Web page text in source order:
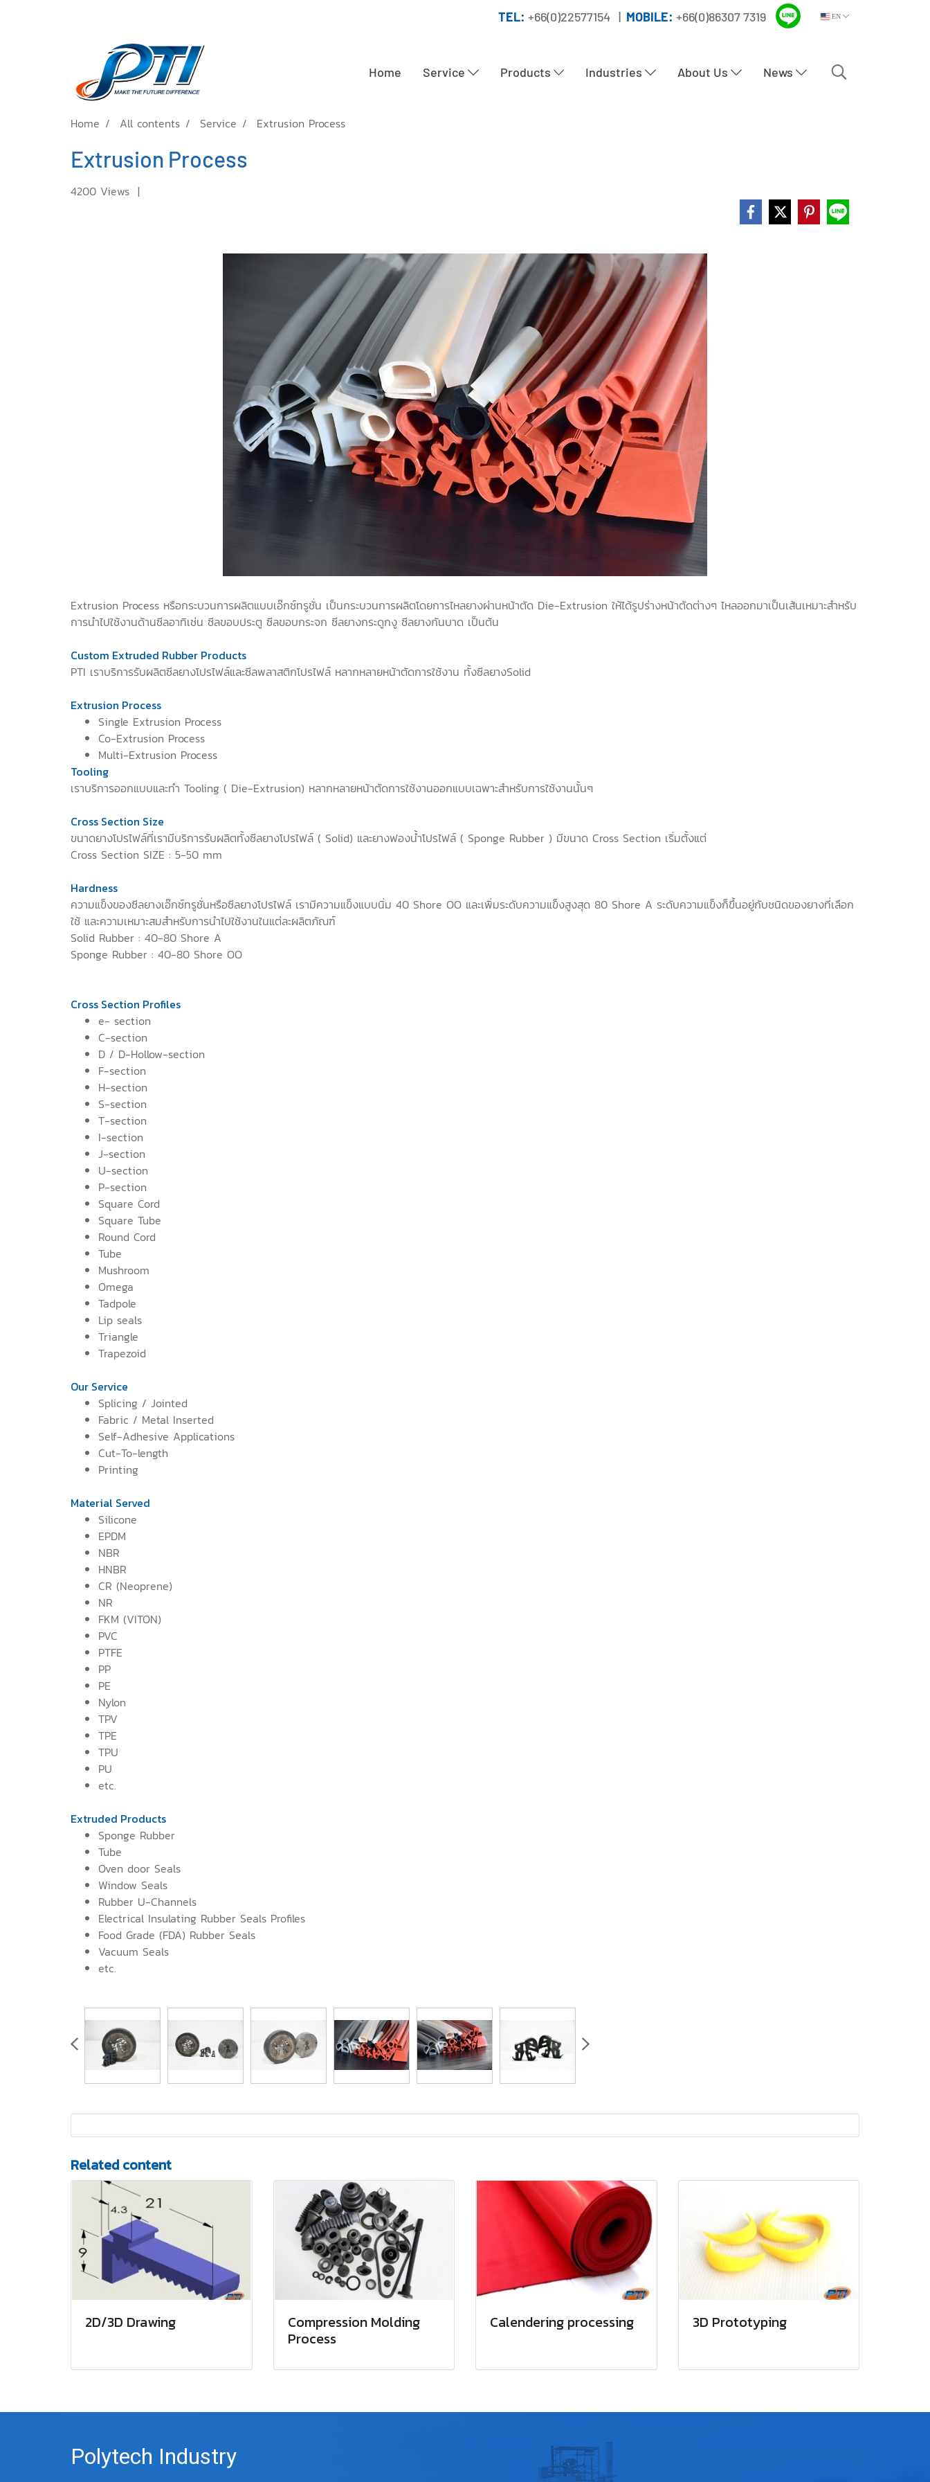
TEL: +66(0)22577154 | MOBILE: +66(0)86307 7319 EN
Home Service Products Industries About Us News
Home All contents Service Extrusion Process
Extrusion Process
4200 Views |
Extrusion Process หรือกระบวนการผลิตแบบเอ๊กซ์ทรูชั่น เป็นกระบวนการผลิตโดยการไหลยางผ่านหน้าตัด Die-Extrusion ให้ได้รูปร่างหน้าตัดต่างๆ ไหลออกมาเป็นเส้นเหมาะสำหรับ
การนำไปใช้งานด้านซีลอาทิเช่น ซีลขอบประตู ซีลขอบกระจก ซีลยางกระดูกงู ซีลยางกันบาด เป็นต้น
Custom Extruded Rubber Products
PTI เราบริการรับผลิตซีลยางโปรไฟล์และซีลพลาสติกโปรไฟล์ หลากหลายหน้าตัดการใช้งาน ทั้งซีลยางSolid
Extrusion Process
Single Extrusion Process
Co-Extrusion Process
Multi-Extrusion Process
Tooling
เราบริการออกแบบและทำ Tooling ( Die-Extrusion) หลากหลายหน้าตัดการใช้งานออกแบบเฉพาะสำหรับการใช้งานนั้นๆ
Cross Section Size
ขนาดยางโปรไฟล์ที่เรามีบริการรับผลิตทั้งซีลยางโปรไฟล์ ( Solid) และยางฟองน้ำโปรไฟล์ ( Sponge Rubber ) มีขนาด Cross Section เริ่มตั้งแต่
Cross Section SIZE : 5-50 mm
Hardness
ความแข็งของซีลยางเอ๊กซ์ทรูชั่นหรือซีลยางโปรไฟล์ เรามีความแข็งแบบนิ่ม 40 Shore OO และเพิ่มระดับความแข็งสูงสุด 80 Shore A ระดับความแข็งก็ขึ้นอยู่กับชนิดของยางที่เลือก
ใช้ และความเหมาะสมสำหรับการนำไปใช้งานในแต่ละผลิตภัณฑ์
Solid Rubber : 40-80 Shore A
Sponge Rubber : 40-80 Shore OO
Cross Section Profiles
e- section
C-section
D / D-Hollow-section
F-section
H-section
S-section
T-section
I-section
J-section
U-section
P-section
Square Cord
Square Tube
Round Cord
Tube
Mushroom
Omega
Tadpole
Lip seals
Triangle
Trapezoid
Our Service
Splicing / Jointed
Fabric / Metal Inserted
Self-Adhesive Applications
Cut-To-length
Printing
Material Served
Silicone
EPDM
NBR
HNBR
CR (Neoprene)
NR
FKM (VITON)
PVC
PTFE
PP
PE
Nylon
TPV
TPE
TPU
PU
etc.
Extruded Products
Sponge Rubber
Tube
Oven door Seals
Window Seals
Rubber U-Channels
Electrical Insulating Rubber Seals Profiles
Food Grade (FDA) Rubber Seals
Vacuum Seals
etc.
Related content
2D/3D Drawing
Compression Molding
Process
Calendering processing 3D Prototyping
Polytech Industry